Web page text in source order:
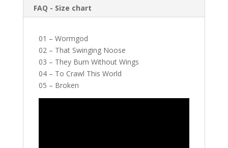
FAQ - Size chart
01 – Wormgod
02 – That Swinging Noose
03 – They Burn Without Wings
04 – To Crawl This World
05 – Broken